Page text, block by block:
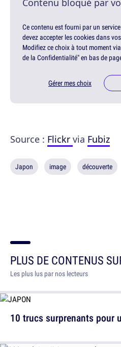
Ce contenu est fourni par un
devez accepter les cookies dans
Modifiez ce choix à tout moment
de la Confidentialité" en bas de
Gérer mes choix
Source : Flickr via Fubiz
Japon image découverte
PLUS DE CONTENUS
Les plus lus par nos lecteurs
10 trucs surprenants pour